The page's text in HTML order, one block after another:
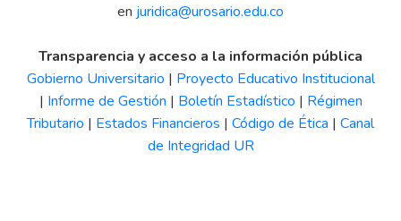
en juridica@urosario.edu.co
Transparencia y acceso a la información pública
Gobierno Universitario | Proyecto Educativo Institucional
| Informe de Gestión | Boletín Estadístico | Régimen
Tributario | Estados Financieros | Código de Ética | Canal
de Integridad UR